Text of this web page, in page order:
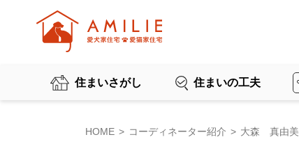
住まいさがし 住まいの工夫
HOME コーディネーター紹介 大森 真由美